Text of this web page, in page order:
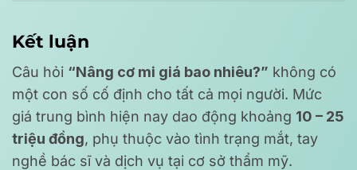
Kết luận
Câu hỏi “Nâng cơ mi giá bao nhiêu?” không có
một con số cố định cho tất cả mọi người. Mức
giá trung bình hiện nay dao động khoảng 10 – 25
triệu đồng, phụ thuộc vào tình trạng mắt, tay
nghề bác sĩ và dịch vụ tại cơ sở thẩm mỹ.